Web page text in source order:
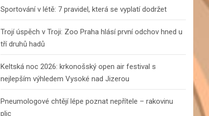
Sportování v létě: 7 pravidel, která se vyplatí dodržet
Trojí úspěch v Troji: Zoo Praha hlásí první odchov hned u
tří druhů hadů
Keltská noc 2026: krkonošský open air festival s
nejlepším výhledem Vysoké nad Jizerou
Pneumologové chtějí lépe poznat nepřítele – rakovinu
plic